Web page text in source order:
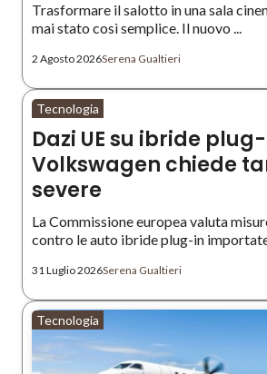
Trasformare il salotto in una sala
mai stato così semplice. Il nuovo ...
2 Agosto 2026Serena Gualtieri
Tecnologia
Dazi UE su ibride
Volkswagen chiede
severe
La Commissione europea valuta
contro le auto ibride plug-in importate
31 Luglio 2026Serena Gualtieri
Tecnologia